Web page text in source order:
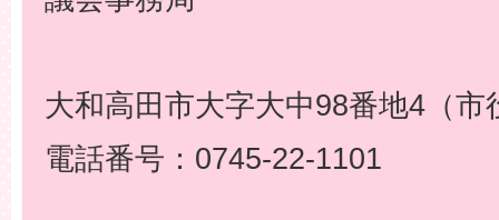
大和高田市大字大中98番地4（市
電話番号：0745-22-1101